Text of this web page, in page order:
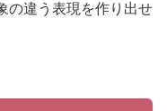
の違う表現を作り出せ